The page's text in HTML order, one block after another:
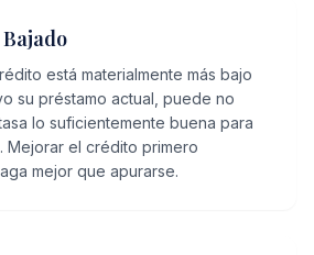
está materialmente más bajo
su préstamo actual, puede no
lo suficientemente buena para
Mejorar el crédito primero
mejor que apurarse.